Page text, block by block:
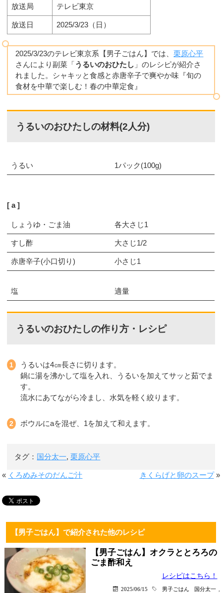
放送局 テレビ東京
放送日 2025/3/23（日）
2025/3/23のテレビ東京系【男子ごはん】では、栗原心平
さんにより副菜「うるいのおひたし 」のレシピが紹介さ
れました。シャキッと食感と赤唐辛子で爽やか味『旬の
食材を中華で楽しむ！春の中華定食』
うるいのおひたしの材料(2人分)
うるい 1パック(100g)
a
しょうゆ・ごま油 各大さじ1
すし酢 大さじ1/2
赤唐辛子(小口切り) 小さじ1
塩 適量
うるいのおひたしの作り方・レシピ
うるいは4㎝長さに切ります。
鍋に湯を沸かして塩を入れ、うるいを加えてサッと茹でま
す。
流水にあてながら冷まし、水気を軽く絞ります。
ボウルにaを混ぜ、1を加えて和えます。
タグ： 国分太一,栗原心平
« くろめみそのだんご汁 きくらげと卵のスープ»
【男子ごはん】で紹介された他のレシピ
【男子ごはん】オクラととろろの
ごま酢和え
レシピはこちら！
2025/06/15 男子ごはん 国分太一